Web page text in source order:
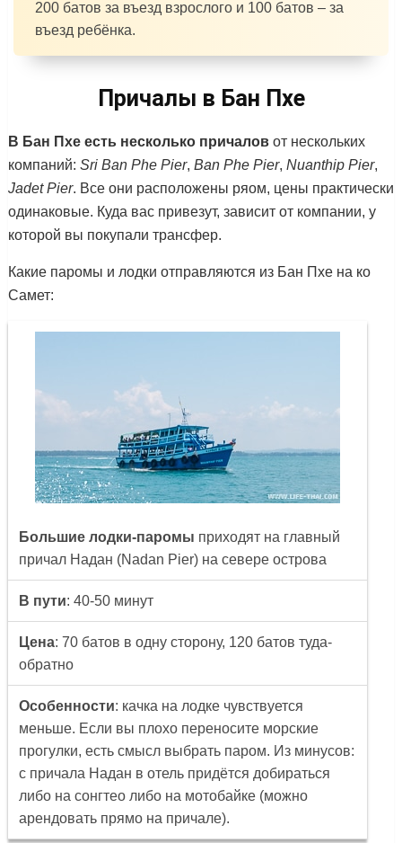
200 батов за въезд взрослого и 100 батов – за
въезд ребёнка.
Причалы в Бан Пхе
В Бан Пхе есть несколько причаловот нескольких
компаний: Sri Ban Phe Pier, Ban Phe Pier, Nuanthip Pier,
Jadet Pier. Все они расположены ряом, цены практически
одинаковые. Куда вас привезут, зависит от компании, у
которой вы покупали трансфер.
Какие паромы и лодки отправляются из Бан Пхе на ко
Самет:
Большие лодки-паромы приходят на главный
причал Надан (Nadan Pier) на севере острова
В пути: 40-50 минут
Цена: 70 батов в одну сторону, 120 батов туда-
обратно
Особенности: качка на лодке чувствуется
меньше. Если вы плохо переносите морские
прогулки, есть смысл выбрать паром. Из минусов:
с причала Надан в отель придётся добираться
либо на сонгтео либо на мотобайке (можно
арендовать прямо на причале).